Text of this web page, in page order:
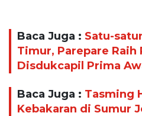
Baca Juga : Satu-
Timur, Parepare Raih
Disdukcapil Prima
Baca Juga : Tasming
Kebakaran di Sumur